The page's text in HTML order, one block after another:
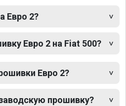
Евро 2?
Евро 2 на Fiat 500?
Евро 2?
прошивку?